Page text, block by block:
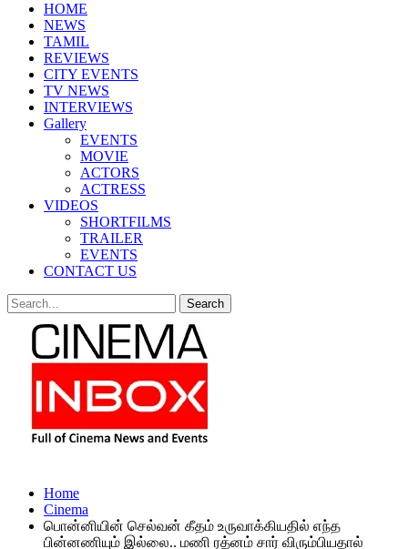
HOME
NEWS
TAMIL
REVIEWS
CITY EVENTS
TV NEWS
INTERVIEWS
Gallery
EVENTS
MOVIE
ACTORS
ACTRESS
VIDEOS
SHORTFILMS
TRAILER
EVENTS
CONTACT US
Home
Cinema
பொன்னியின் செல்வன் கீதம் உருவாக்கியதில் எந்த
பின்னணியும் இல்லை.. மணி ரத்னம் சார் விரும்பியதால்